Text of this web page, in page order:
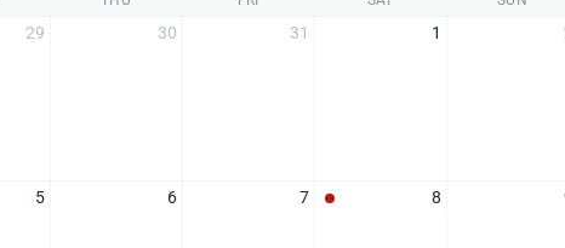
29 30 31 1
5 6 7 8